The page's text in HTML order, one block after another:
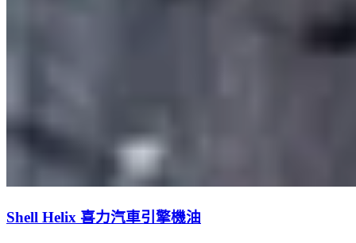
Shell Helix 喜力汽車引擎機油